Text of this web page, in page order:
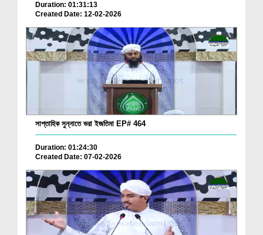
Duration: 01:31:13
Created Date: 12-02-2026
সাপ্তাহিক সুন্নাতে ভরা ইজতিমা EP# 464
Duration: 01:24:30
Created Date: 07-02-2026